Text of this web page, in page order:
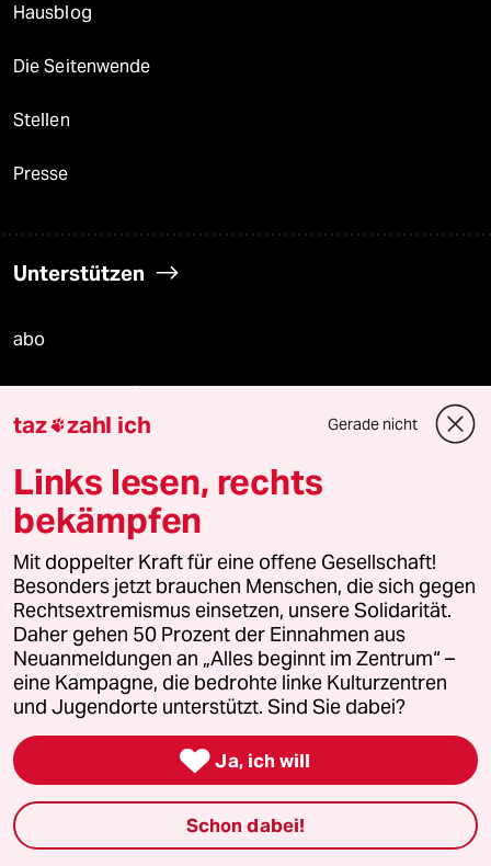
Hausblog
Die Seitenwende
Stellen
Presse
Unterstützen
abo
genossenschaft
recherchefonds ausland
panterstiftung
panterpreis 2026
Podcast
bundestalk
fernverbindung
taz zahl ich Gerade nicht
Links lesen, rechts
bekämpfen
Mit doppelter Kraft für eine offene Gesellschaft!
Besonders jetzt brauchen Menschen, die sich gegen
Rechtsextremismus einsetzen, unsere Solidarität.
Daher gehen 50 Prozent der Einnahmen aus
Neuanmeldungen an „Alles beginnt im Zentrum“ –
eine Kampagne, die bedrohte linke Kulturzentren
und Jugendorte unterstützt. Sind Sie dabei?
 Ja, ich will
Schon dabei!